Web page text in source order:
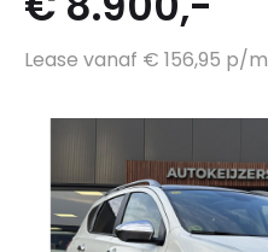
Lease vanaf € 156,95 p/m